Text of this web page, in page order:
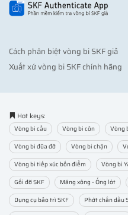
Cách phân biệt vòng bi SKF giả
Xuất xứ vòng bi SKF chính hãng
Hot keys:
Vòng bi cầu Vòng bi côn Vòng
Vòng bi đũa đỡ
Vòng bi chặn
Vòng bi tiếp xúc bốn điểm
Vòng bi
Gối đỡ SKF
Măng xông - Ống lót
Dụng cụ bảo trì SKF
Phớt chắn dầu